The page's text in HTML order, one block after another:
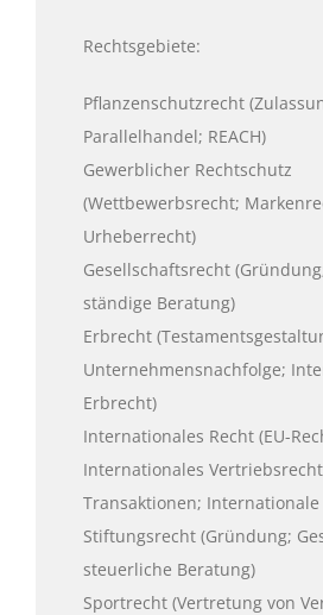
Rechtsgebiete:
Pflanzenschutzrecht
Parallelhandel; REACH)
Gewerblicher Rechtschutz
(Wettbewerbsrecht;
Urheberrecht)
Gesellschaftsrecht
ständige Beratung)
Erbrecht
Unternehmensnachfolge;
Erbrecht)
Internationales Recht (EU-
Internationales
Transaktionen; Internationale
Stiftungsrecht (Gründung;
steuerliche Beratung)
Sportrecht (Vertretung von